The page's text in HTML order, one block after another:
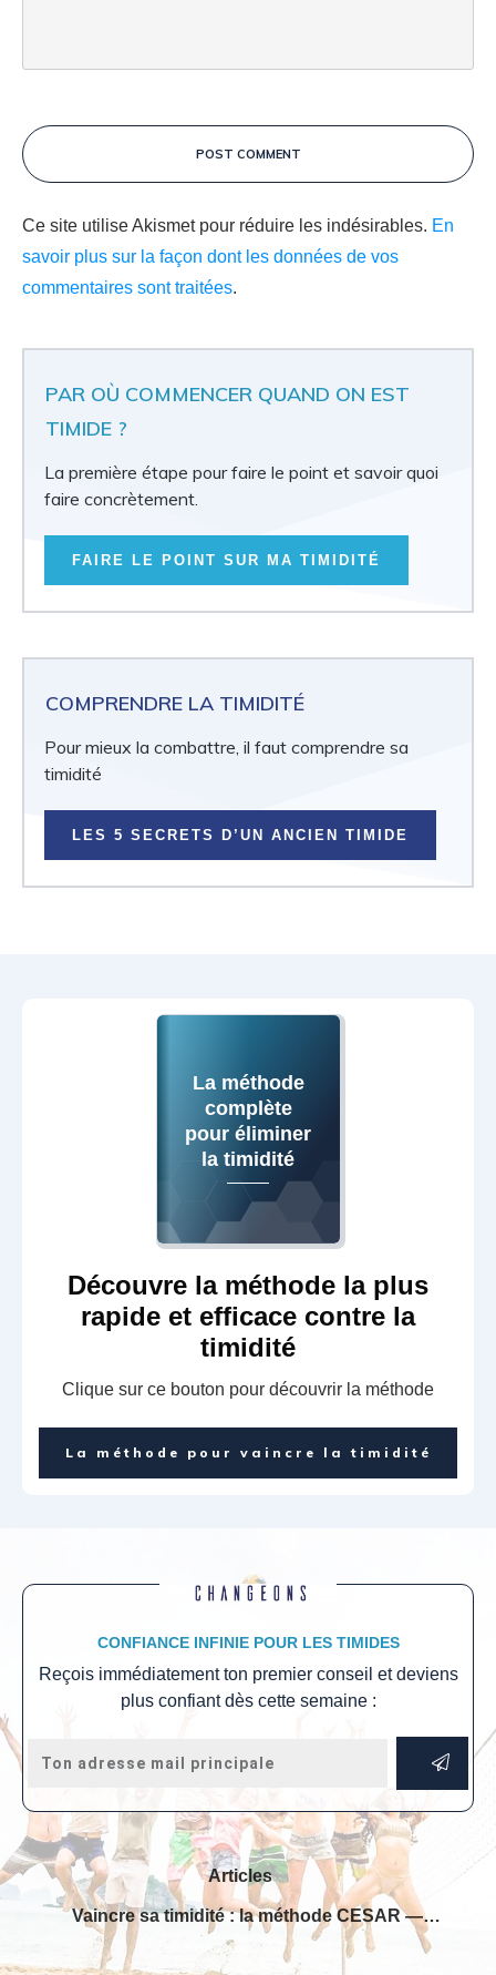
POST COMMENT
Ce site utilise Akismet pour réduire les indésirables. En
savoir plus sur la façon dont les données de vos
commentaires sont traitées.
PAR OÙ COMMENCER QUAND ON EST
TIMIDE ?
La première étape pour faire le point et savoir quoi
faire concrètement.
FAIRE LE POINT SUR MA TIMIDITÉ
COMPRENDRE LA TIMIDITÉ
Pour mieux la combattre, il faut comprendre sa
timidité
LES 5 SECRETS D’UN ANCIEN TIMIDE
La méthode
complète
pour éliminer
la timidité
Découvre la méthode la plus
rapide et efficace contre la
timidité
Clique sur ce bouton pour découvrir la méthode
La méthode pour vaincre la timidité
CONFIANCE INFINIE POUR LES TIMIDES
Reçois immédiatement ton premier conseil et deviens
plus confiant dès cette semaine :
Articles
Vaincre sa timidité : la méthode CESAR — par Hervé Lero, ancien grand timide.